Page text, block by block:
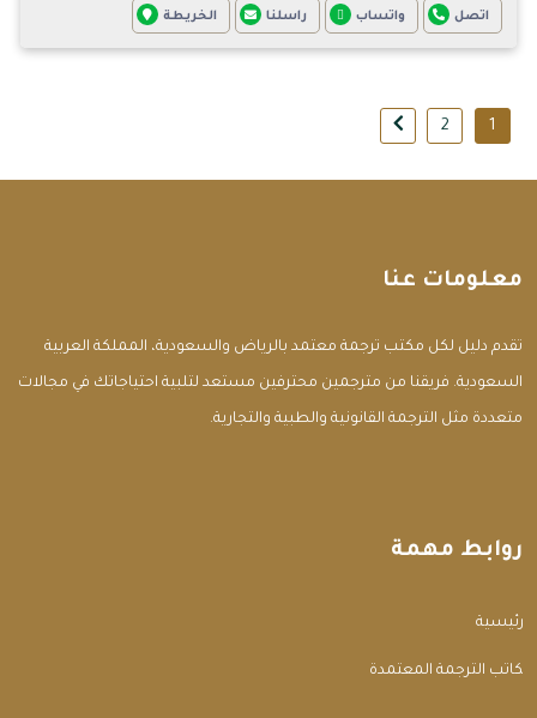
اتصل واتساب راسلنا الخريطة
1
2
معلومات عنا
تقدم دليل لكل مكتب ترجمة معتمد بالرياض والسعودية، المملكة العربية
السعودية. فريقنا من مترجمين محترفين مستعد لتلبية احتياجاتك في مجالات
متعددة مثل الترجمة القانونية والطبية والتجارية.
روابط مهمة
الرئيسية
مكاتب الترجمة المعتمدة